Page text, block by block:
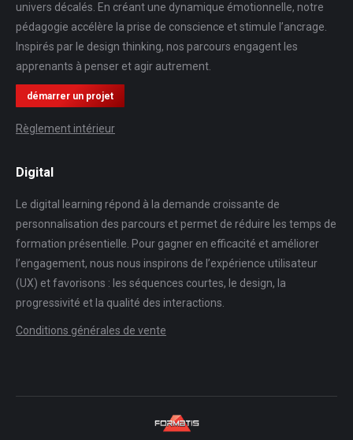
univers décalés. En créant une dynamique émotionnelle, notre
pédagogie accélère la prise de conscience et stimule l’ancrage.
Inspirés par le design thinking, nos parcours engagent les
apprenants à penser et agir autrement.
démarrer un projet
Règlement intérieur
Digital
Le digital learning répond à la demande croissante de
personnalisation des parcours et permet de réduire les temps de
formation présentielle. Pour gagner en efficacité et améliorer
l’engagement, nous nous inspirons de l’expérience utilisateur
(UX) et favorisons : les séquences courtes, le design, la
progressivité et la qualité des interactions.
Conditions générales de vente